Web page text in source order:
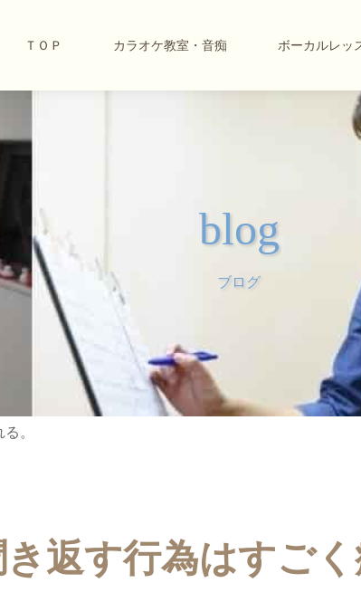
ＴＯＰ カラオケ教室・音痴 ボーカルレッ
blog
ブログ
。
き返す行為はすごく